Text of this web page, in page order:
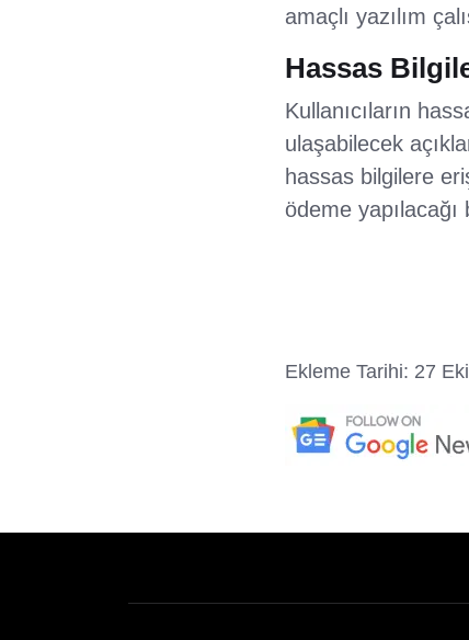
amaçlı yazılım
Hassas
Kullanıcıların
ulaşabilecek
hassas bilgilere
ödeme yapılacağı
Ekleme Tarihi: 27